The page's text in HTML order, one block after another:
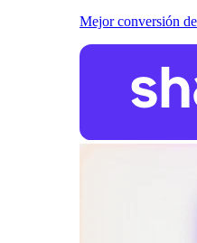
Mejor conversión